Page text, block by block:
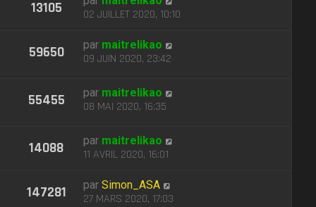
13105 02 JUILLET 2020, 10:10
59650 par maitrelikao
09 JUIN 2020, 23:42
55455 par maitrelikao
08 MAI 2020, 16:35
14088 par maitrelikao
11 AVRIL 2020, 16:01
147281 parSimon_ASA
27 MARS 2020, 17:03